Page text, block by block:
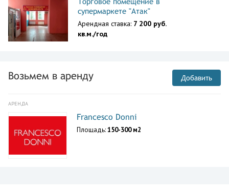
супермаркете "Атак"
Арендная ставка: 7 200 руб.
кв.м./год
Возьмем в аренду Добавить
АРЕНДА
Francesco Donni
Площадь:150-300 м2